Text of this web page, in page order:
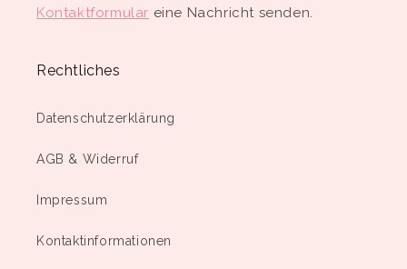
Kontaktformular eine Nachricht senden.
Rechtliches
Datenschutzerklärung
AGB & Widerruf
Impressum
Kontaktinformationen